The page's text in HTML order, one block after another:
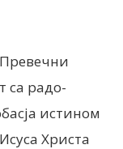
са радо-
истином
Христа